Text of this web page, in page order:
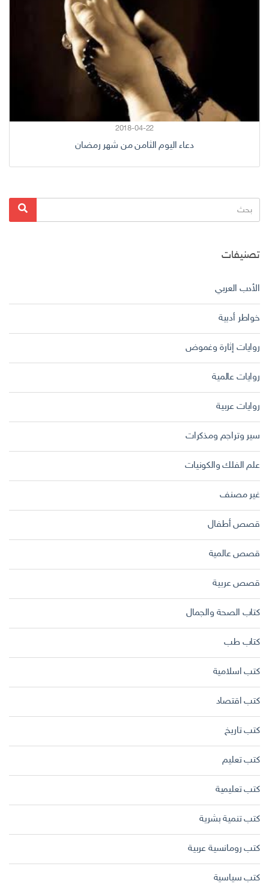
2018-04-22
دعاء اليوم الثامن من شهر رمضان
البحث
عن:
بحث
تصنيفات
الأدب العربي
خواطر أدبية
روايات إثارة وغموض
روايات عالمية
روايات عربية
سير وتراجم ومذكرات
علم الفلك والكونيات
غير مصنف
قصص أطفال
قصص عالمية
قصص عربية
كتاب الصحة والجمال
كتاب طب
كتب اسلامية
كتب اقتصاد
كتب تاريخ
كتب تعليم
كتب تعليمية
كتب تنمية بشرية
كتب رومانسية عربية
كتب سياسية